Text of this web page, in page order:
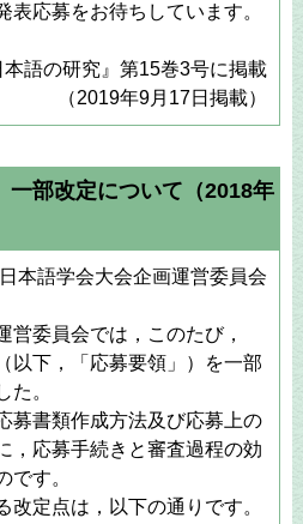
表応募をお待ちしています。
語の研究』第15巻3号に掲載
（2019年9月17日掲載）
一部改定について（2018年
日本語学会大会企画運営委員会
委員会では，このたび，
以下，「応募要領」）を一部
た。
募書類作成方法及び応募上の
，応募手続きと審査過程の効
です。
定点は，以下の通りです。